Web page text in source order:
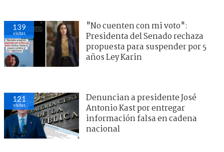
139
visitas
"No cuenten con mi voto":
Presidenta del Senado rechaza
propuesta para suspender por 5
años Ley Karin
121
visitas
Denuncian a presidente José
Antonio Kast por entregar
información falsa en cadena
nacional